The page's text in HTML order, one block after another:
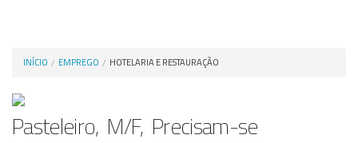
INÍCIO EMPREGO HOTELARIA E RESTAURAÇÃO
Pasteleiro, M/F, Precisam-se